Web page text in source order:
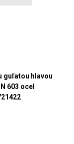
guľatou hlavou
603 ocel